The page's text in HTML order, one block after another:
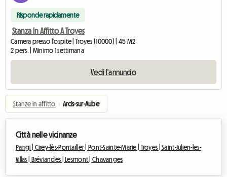
Risponde rapidamente
Stanza In Affitto A Troyes
Camera presso l'ospite | Troyes (10000) | 45 M2
2 pers. | Minimo 1 settimana
Vedi l'annuncio
Stanze in affitto › Arcis-sur-Aube
Città nelle vicinanze
Parigi | Cirey-lès-Pontailler | Pont-Sainte-Marie | Troyes |Saint-Julien-les-
Villas |
Bréviandes | Lesmont | Chavanges